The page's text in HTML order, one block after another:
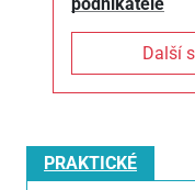
Další
PRAKTICKÉ